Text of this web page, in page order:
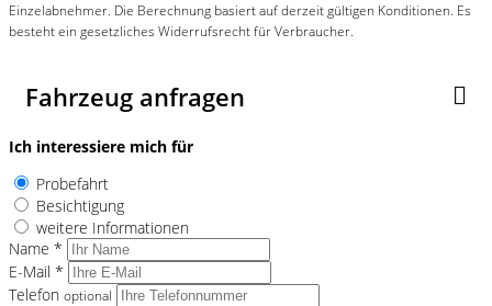
Einzelabnehmer. Die Berechnung basiert auf derzeit gültigen Konditionen. Es
besteht ein gesetzliches Widerrufsrecht für Verbraucher.
Fahrzeug anfragen
Ich interessiere mich für
Probefahrt
Besichtigung
weitere Informationen
Name *
E-Mail *
Telefon optional